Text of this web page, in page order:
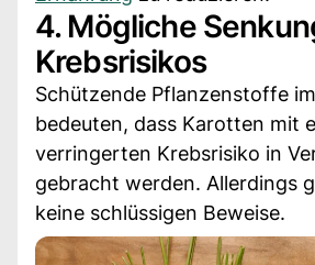
4. Mögliche
Krebsrisikos
Schützende Pflanzenstoffe
bedeuten, dass Karotten mit
verringerten Krebsrisiko in
gebracht werden. Allerdings
keine schlüssigen Beweise.